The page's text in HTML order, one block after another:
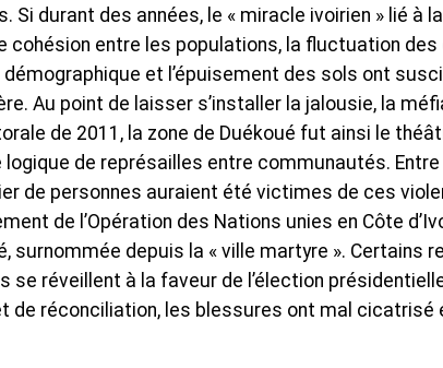
durant des années, le « miracle ivoirien » lié à
cohésion entre les populations, la fluctuation
et l’épuisement des sols ont
Au point de laisser s’installer la jalousie, la
de 2011, la zone de Duékoué fut ainsi le
de représailles entre communautés.
de personnes auraient été victimes de ces
de l’Opération des Nations unies en Côte
surnommée depuis la « ville martyre ». Certains
se réveillent à la faveur de l’élection
de réconciliation, les blessures ont mal cicatrisé